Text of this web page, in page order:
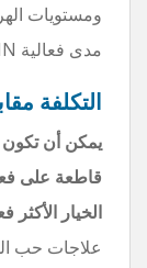
ومستويات
مدى فعالية NMN لكل شخص.
التكلفة
قاطعة على
الخيار
علاجات حب